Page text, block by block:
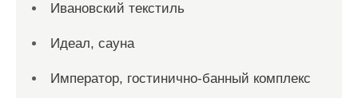
Ивановский текстиль
Идеал, сауна
Император, гостинично-банный комплекс